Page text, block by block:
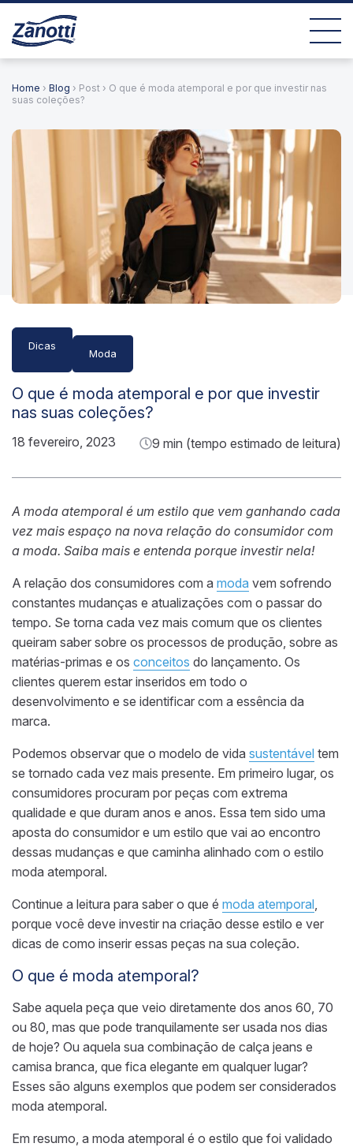
Home › Blog › Post › O que é moda atemporal e por que investir nas
suas coleções?
Dicas
Moda
O que é moda atemporal e por que investir
nas suas coleções?
18 fevereiro, 2023 9 min (tempo estimado de leitura)
A moda atemporal é um estilo que vem ganhando cada
vez mais espaço na nova relação do consumidor com
a moda. Saiba mais e entenda porque investir nela!
A relação dos consumidores com a moda vem sofrendo
constantes mudanças e atualizações com o passar do
tempo. Se torna cada vez mais comum que os clientes
queiram saber sobre os processos de produção, sobre as
matérias-primas e os conceitos do lançamento. Os
clientes querem estar inseridos em todo o
desenvolvimento e se identificar com a essência da
marca.
Podemos observar que o modelo de vida sustentável tem
se tornado cada vez mais presente. Em primeiro lugar, os
consumidores procuram por peças com extrema
qualidade e que duram anos e anos. Essa tem sido uma
aposta do consumidor e um estilo que vai ao encontro
dessas mudanças e que caminha alinhado com o estilo
moda atemporal.
Continue a leitura para saber o que é moda atemporal
porque você deve investir na criação desse estilo e ver
dicas de como inserir essas peças na sua coleção.
O que é moda atemporal?
Sabe aquela peça que veio diretamente dos anos 60, 70
ou 80, mas que pode tranquilamente ser usada nos dias
de hoje? Ou aquela sua combinação de calça jeans e
camisa branca, que fica elegante em qualquer lugar?
Esses são alguns exemplos que podem ser considerados
moda atemporal.
Em resumo, a moda atemporal é o estilo que foi validado